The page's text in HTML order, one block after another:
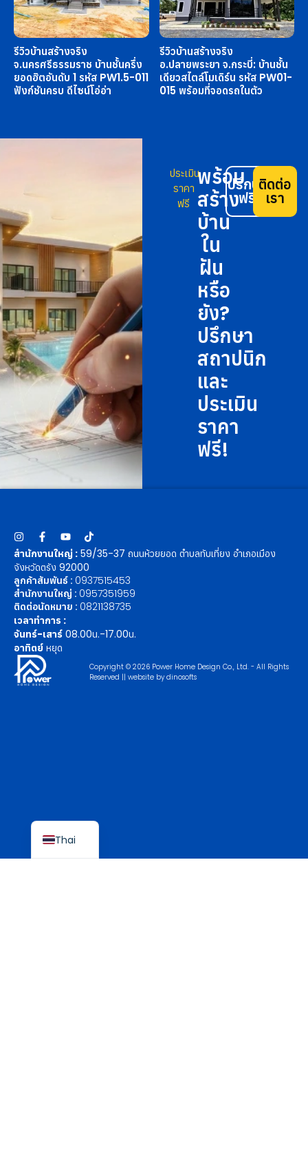
รีวิวบ้านสร้างจริง
จ.นครศรีธรรมราช บ้านชั้นครึ่ง
ยอดฮิตอันดับ 1 รหัส PW1.5-011
ฟังก์ชันครบ ดีไซน์โอ่อ่า
รีวิวบ้านสร้างจริง
อ.ปลายพระยา จ.กระบี่: บ้านชั้น
เดียวสไตล์โมเดิร์น รหัส PW01-
015 พร้อมที่จอดรถในตัว
ประเมิน
ราคา
ฟรี
พร้อม
สร้าง
บ้าน
ใน
ฝัน
หรือ
ยัง?
ปรึกษา
สถาปนิก
และ
ประเมิน
ราคา
ฟรี!
ปรึกษา
ฟรี
ติดต่อ
เรา
Copyright © 2026 Power Home Design Co., Ltd. - All Rights
Reserved || website bydinosofts
เวลาทำการ :
จันทร์-เสาร์ 08.00น.-17.00น.
อาทิตย์ หยุด
ลูกค้าสัมพันธ์ : 0937515453
สำนักงานใหญ่ : 0957351959
ติดต่อนัดหมาย : 0821138735
สำนักงานใหญ่ : 59/35-37 ถนนห้วยยอด ตำบลทับเที่ยง อำเภอเมือง
จังหวัดตรัง 92000
Thai